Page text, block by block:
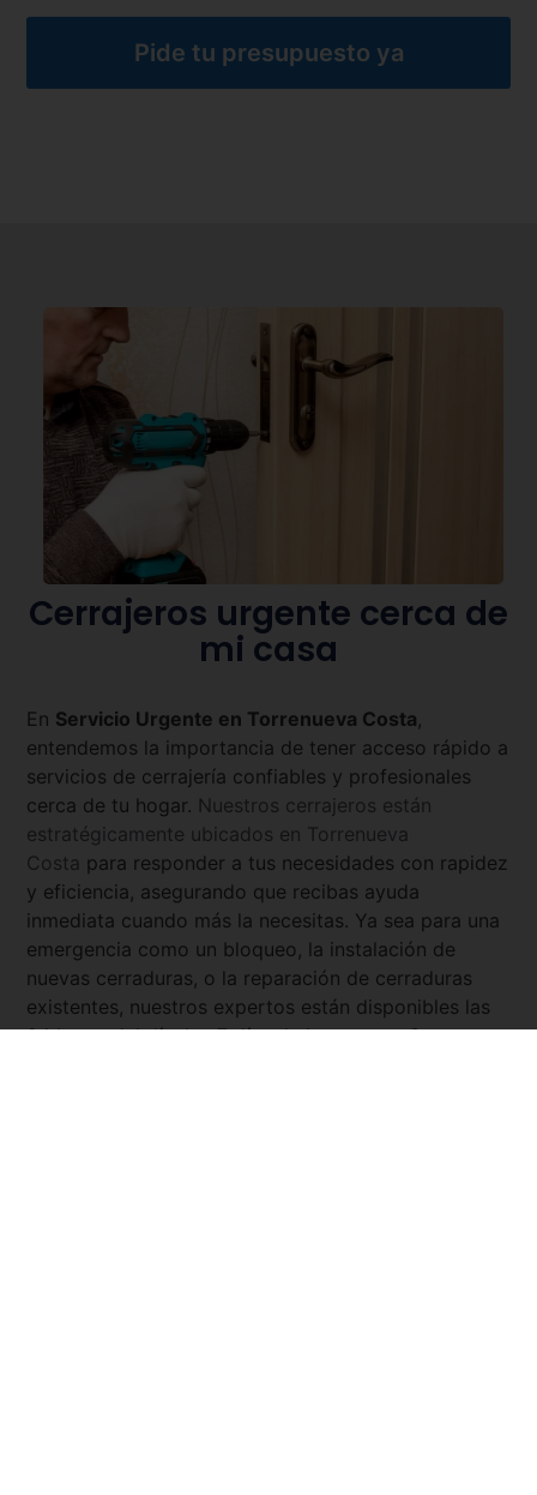
Pide tu presupuesto ya
Cerrajeros urgente cerca de
mi casa
En Servicio Urgente en Torrenueva Costa
entendemos la importancia de tener acceso rápido a
servicios de cerrajería confiables y profesionales
cerca de tu hogar. Nuestros cerrajeros están
estratégicamente ubicados en Torrenueva
Costa para responder a tus necesidades con rapidez
y eficiencia, asegurando que recibas ayuda
inmediata cuando más la necesitas. Ya sea para una
emergencia como un bloqueo, la instalación de
nuevas cerraduras, o la reparación de cerraduras
existentes, nuestros expertos están disponibles las
24 horas del día, los 7 días de la semana. Con